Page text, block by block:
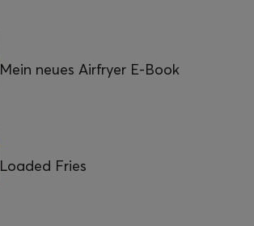
Mein neues Airfryer E-Book
Loaded Fries